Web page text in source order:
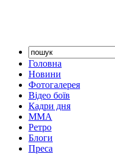
Головна
Новини
Фотогалерея
Відео боїв
Кадри дня
ММА
Ретро
Блоги
Преса